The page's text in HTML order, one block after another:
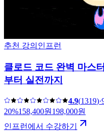
추천 강의 인프런
클로드 코드 완벽 마스
부터 실전까지
4.9(1319)·
20%158,400원 198,000원
인프런에서 수강하기